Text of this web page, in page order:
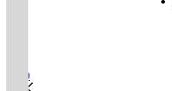
0